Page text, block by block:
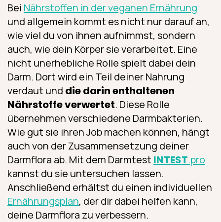
Bei Nährstoffen in der veganen Ernährung
und allgemein kommt es nicht nur darauf an,
wie viel du von ihnen aufnimmst, sondern
auch, wie dein Körper sie verarbeitet. Eine
nicht unerhebliche Rolle spielt dabei dein
Darm. Dort wird ein Teil deiner Nahrung
verdaut und die darin enthaltenen
Nährstoffe verwertet. Diese Rolle
übernehmen verschiedene Darmbakterien.
Wie gut sie ihren Job machen können, hängt
auch von der Zusammensetzung deiner
Darmflora ab. Mit dem Darmtest INTEST.pro
kannst du sie untersuchen lassen.
Anschließend erhältst du einen individuellen
Ernährungsplan, der dir dabei helfen kann,
deine Darmflora zu verbessern.